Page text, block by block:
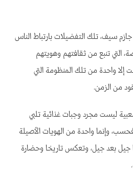
جازم سيف، تلك التفضيلات بارتباط الناس
التي تنبع من ثقافتهم وهويتهم
إلا واحدة من تلك المنظومة التي
من الزمن.
ليست مجرد وجبات غذائية تلبي
وإنما واحدة من الهويات الأصيلة
جيل بعد جيل، وتعكس تاريخا وحضارة